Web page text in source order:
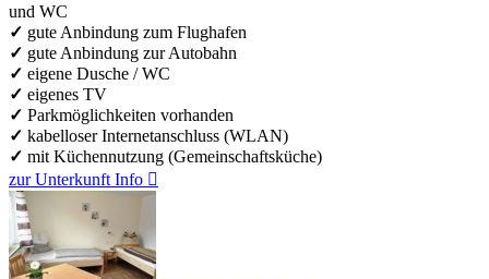
und WC
✓ gute Anbindung zum Flughafen
✓ gute Anbindung zur Autobahn
✓ eigene Dusche / WC
✓ eigenes TV
✓ Parkmöglichkeiten vorhanden
✓ kabelloser Internetanschluss (WLAN)
✓ mit Küchennutzung (Gemeinschaftsküche)
zur Unterkunft Info 